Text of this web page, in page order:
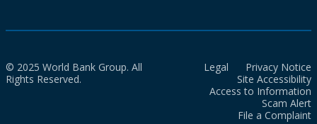
© 2025 World Bank Group. All
Rights Reserved.
Legal
Privacy Notice
Site Accessibility
Access to Information
Scam Alert
File a Complaint